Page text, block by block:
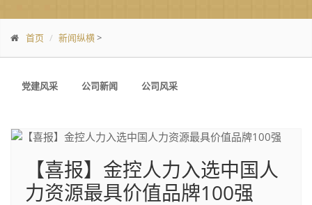
首页 新闻纵横>
党建风采 公司新闻 公司风采
【喜报】金控人力入选中国人
力资源最具价值品牌100强